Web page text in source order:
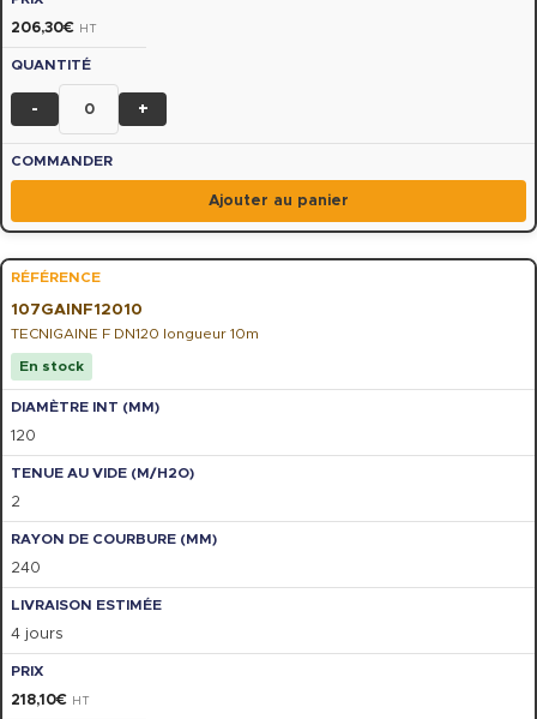
206,30€ HT
- +
Ajouter au panier
107GAINF12010
TECNIGAINE F DN120 longueur 10m
En stock
120
2
240
4 jours
218,10€ HT